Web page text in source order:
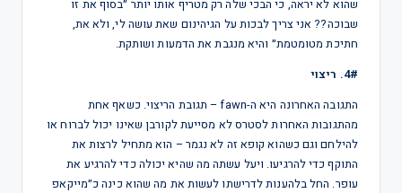
שהוא לא יראה, כי הבכי שלה רק מטריף אותו יותר ״בסוף את זו
שבוכה?? אני צריך לבכות על הגיהינום שאת עושה לי, ולא את,
חתיכת מטומטמת״ והיא מנגבת את הדמעות ושותקת.
4#. ריצוי
התגובה האחרונה היא ה-fawn – תגובת הריצוי. כשאף אחת
מהתגובות האחרות לסטרס לא מסייעת לקורבן שאינו יכול לברוח או
להילחם וגם כשהוא קופא זה לא נגמר – הוא מתחיל לרצות את
התוקף כדי להרגיעו. ויעל עשתה מה שהיא יכולה כדי להרגיע את
עופר. החל בלהענות לדרישתו לעשות את מה שהוא כינה כ״מייקאפ